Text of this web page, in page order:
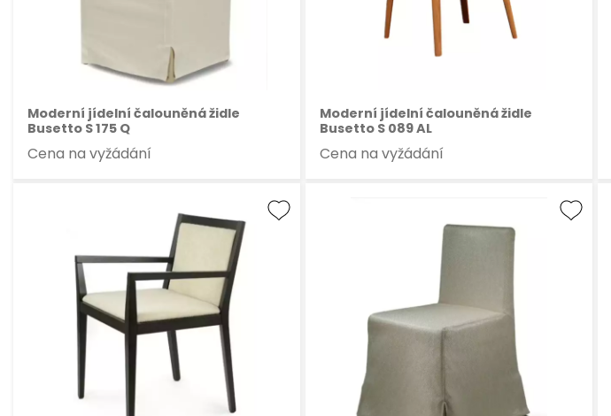
Moderní jídelní čalouněná židle
Busetto S 175 Q
Cena na vyžádání
Moderní jídelní čalouněná židle
Busetto S 089 AL
Cena na vyžádání